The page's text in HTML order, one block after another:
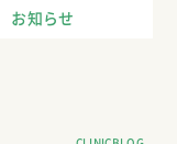
お知らせ